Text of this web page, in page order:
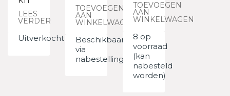
LEES
VERDER
Uitverkocht
TOEVOEGEN
AAN
WINKELWAGEN
Beschikbaar
via
nabestelling
TOEVOEGEN
AAN
WINKELWAGEN
8 op
voorraad
(kan
nabesteld
worden)